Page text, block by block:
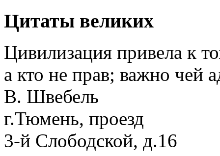
Цитаты великих
Цивилизация привела к
а кто не прав; важно чей
В. Швебель
г.Тюмень, проезд
3-й Слободской, д.16